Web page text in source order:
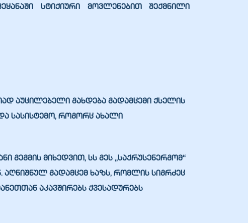
სტიქიური მოვლენებით შექმნილი
აუცილებელი გახდება გადამცემი ქსელის
სასისტემო, როგორც ახალი
მიხედვით, სს გეს „საქრუსენერგომ“
აღნიშნულ გადამცემ ხაზს, რომლის სიგრძეც
აკავშირებს ქვესადურებს